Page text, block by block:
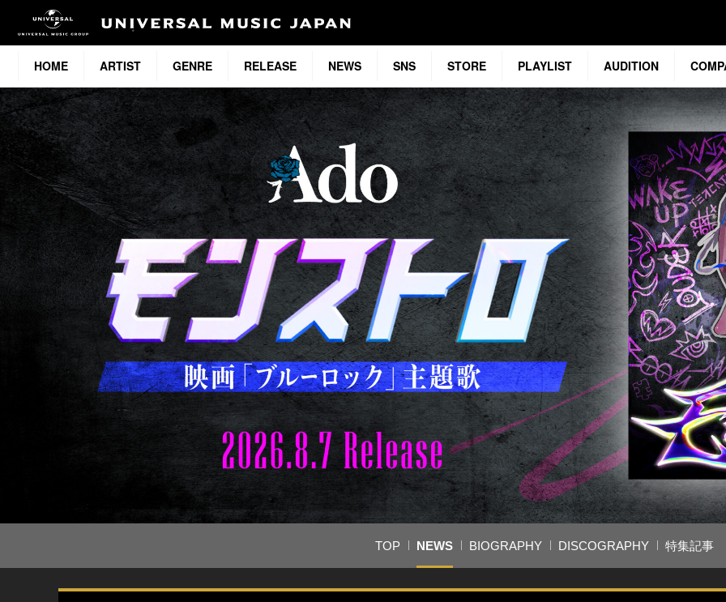
HOME ARTIST GENRE RELEASE NEWS SNS STORE PLAYLIST AUDITION
TOP NEWS BIOGRAPHY DISCOGRAPHY 特集記事